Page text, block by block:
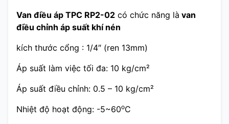
Van điều áp TPC RP2-02 có chức năng là van
điều chỉnh áp suất khí nén
kích thước cổng : 1/4″ (ren 13mm)
Áp suất làm việc tối đa: 10 kg/cm²
Áp suất điều chỉnh: 0.5 – 10 kg/cm²
Nhiệt độ hoạt động: -5~60oC